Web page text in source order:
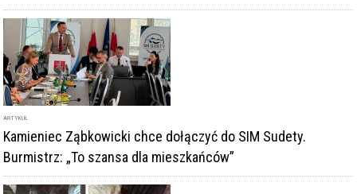
ARTYKUŁ
Kamieniec Ząbkowicki chce dołączyć do SIM Sudety.
Burmistrz: „To szansa dla mieszkańców”